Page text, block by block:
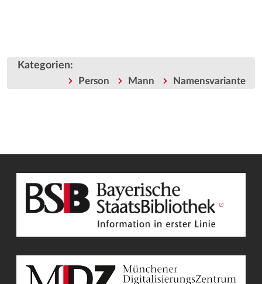
Kategorien:
Person Mann Namensvariante